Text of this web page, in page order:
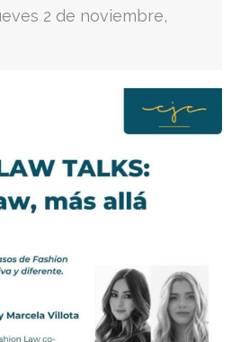
2 de noviembre,